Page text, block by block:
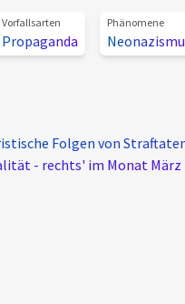
Vorfallsarten
Propaganda
Phänomene
Folgen von
- rechts' im Monat März